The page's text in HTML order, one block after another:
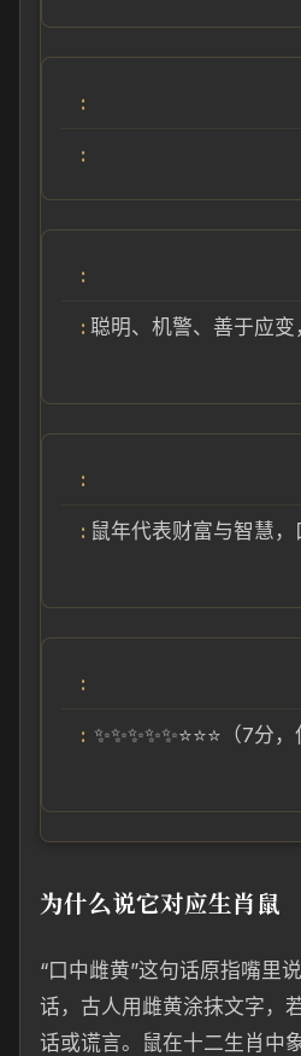
聪明、机警、善于应
鼠年代表财富与智慧
✨✨✨✨✨⭐⭐⭐（7分
为什么说它对应生肖鼠
“口中雌黄”这句话原指嘴里
话，古人用雌黄涂抹文字，
话或谎言。鼠在十二生肖中